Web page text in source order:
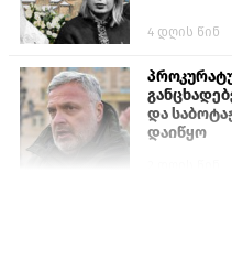
4 დღის წინ
და
დაიწყო